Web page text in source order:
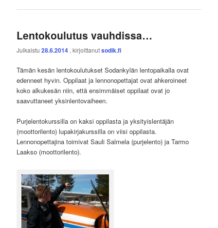
Lentokoulutus vauhdissa…
Julkaistu28.6.2014 , kirjoittanutsodik.fi
Tämän kesän lentokoulutukset Sodankylän lentopaikalla ovat
edenneet hyvin. Oppilaat ja lennonopettajat ovat ahkeroineet
koko alkukesän niin, että ensimmäiset oppilaat ovat jo
saavuttaneet yksinlentovaiheen.
Purjelentokurssilla on kaksi oppilasta ja yksityislentäjän
(moottorilento) lupakirjakurssilla on viisi oppilasta.
Lennonopettajina toimivat Sauli Salmela (purjelento) ja Tarmo
Laakso (moottorilento).